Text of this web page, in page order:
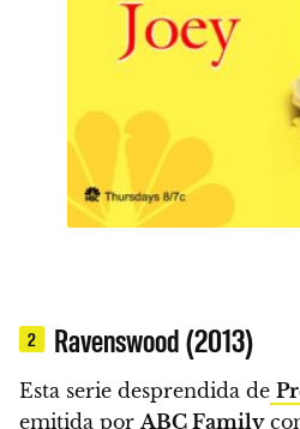
2 Ravenswood (2013)
Esta serie desprendida de
emitida porABC Family